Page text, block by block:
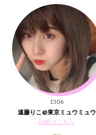
1506
遠藤りこ@東京ミュウミュウ
詳細はこちら